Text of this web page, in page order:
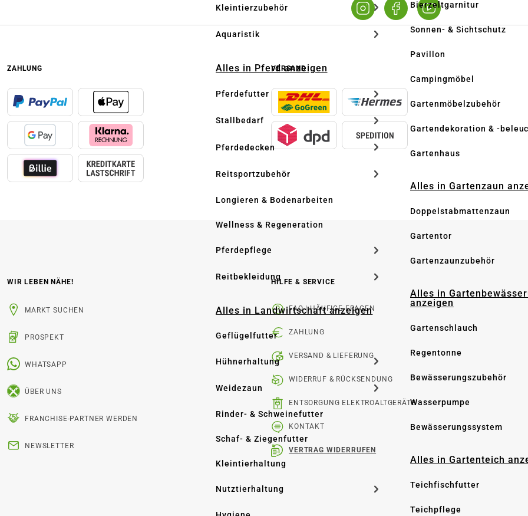
Kleintierzubehör
Aquaristik
Alles in Pferd anzeigen
Pferdefutter
Stallbedarf
Pferdedecken
Reitsportzubehör
Longieren & Bodenarbeiten
Wellness & Regeneration
Pferdepflege
Reitbekleidung
Alles in Landwirtschaft anzeigen
Geflügelfutter
Hühnerhaltung
Weidezaun
Rinder- & Schweinefutter
Schaf- & Ziegenfutter
Kleintierhaltung
Nutztierhaltung
Bierzeltgarnitur
Sonnen- & Sichtschutz
Pavillon
Campingmöbel
Gartenmöbelzubehör
Gartendekoration & -
Gartenhaus
Alles in Gartenzaun
Doppelstabmattenzaun
Gartentor
Gartenzaunzubehör
Alles in
anzeigen
Gartenschlauch
Regentonne
Bewässerungszubehör
Wasserpumpe
Bewässerungssystem
Alles in Gartenteich
Teichfischfutter
Teichpflege
ZAHLUNG VERSAND
WIR LEBEN NÄHE!
MARKT SUCHEN
PROSPEKT
WHATSAPP
ÜBER UNS
FRANCHISE-PARTNER WERDEN
NEWSLETTER
HILFE & SERVICE
FAQ | HÄUFIGE FRAGEN
ZAHLUNG
VERSAND & LIEFERUNG
WIDERRUF & RÜCKSENDUNG
ENTSORGUNG ELEKTROALTGERÄTE
KONTAKT
VERTRAG WIDERRUFEN